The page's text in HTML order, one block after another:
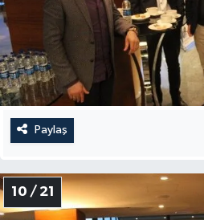
Paylaş
10 / 21